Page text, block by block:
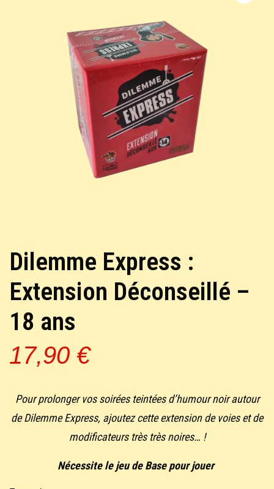
Dilemme Express :
Extension Déconseillé –
18 ans
17,90 €
Pour prolonger vos soirées teintées d’humour noir autour
de Dilemme Express, ajoutez cette extension de voies et de
modificateurs très très noires… !
Nécessite le jeu de Base pour jouer